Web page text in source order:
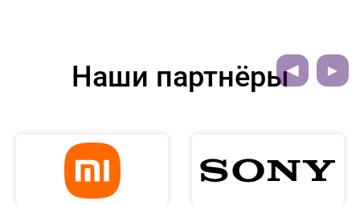
Наши партнёры